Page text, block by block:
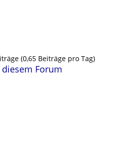
(0,65 Beiträge pro Tag)
Forum